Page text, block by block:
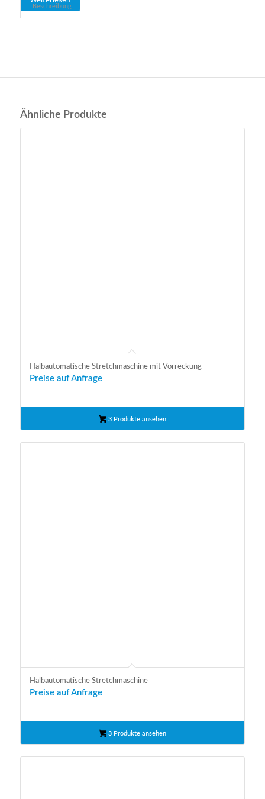
Beschreibung
Ähnliche Produkte
Halbautomatische Stretchmaschine mit Vorreckung
Preise auf Anfrage
3 Produkte ansehen
Halbautomatische Stretchmaschine
Preise auf Anfrage
3 Produkte ansehen